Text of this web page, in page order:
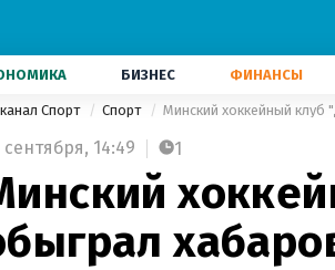
БИЗНЕС ФИНАНСЫ
Спорт Спорт Минский хоккейный клуб
сентября, 14:49 1